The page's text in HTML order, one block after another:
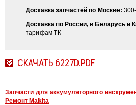
Доставка запчастей по Москве:
Доставка по России, в Беларусь и
тарифам ТК
СКАЧАТЬ 6227D.PDF
Запчасти для аккумуляторного
Ремонт Makita